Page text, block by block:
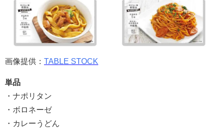
画像提供： TABLE STOCK
単品
・ナポリタン
・ボロネーゼ
・カレーうどん